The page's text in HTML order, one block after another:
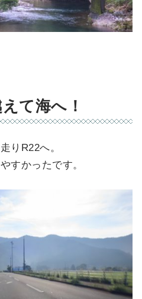
て海へ！
りR22へ。
すかったです。